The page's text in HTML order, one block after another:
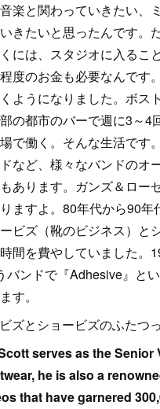
楽と関わっていきたい、
きたいと思ったんです。
には、スタジオに入るこ
度のお金も必要なんです
ようになりました。ボス
の都市のバーで週に3～4
で働く。そんな生活です
など、様々なバンドのオ
あります。ガンズ＆ロー
ますよ。80年代から90年
ビズ（靴のビジネス）と
間を費やしていました。
バンドで『Adhesive』と
す。
ズとショービズのふたつ
serves as the Senior
he is also a
that have garnered